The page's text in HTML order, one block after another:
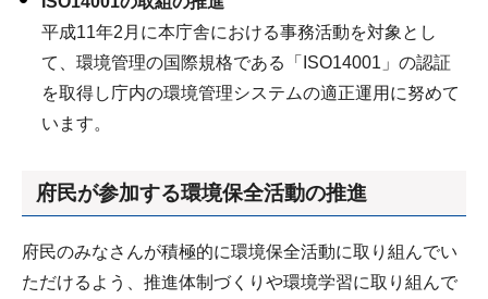
平成11年2月に本庁舎における事務活動を対象とし
て、環境管理の国際規格である「ISO14001」の認証
を取得し庁内の環境管理システムの適正運用に努めて
います。
府民が参加する環境保全活動の推進
府民のみなさんが積極的に環境保全活動に取り組んでい
ただけるよう、推進体制づくりや環境学習に取り組んで